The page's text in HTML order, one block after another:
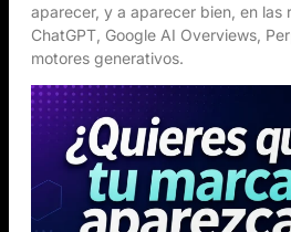
aparecer, y a aparecer bien, en las
ChatGPT, Google AI Overviews,
motores generativos.